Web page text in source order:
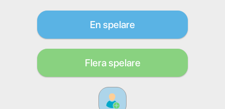
En spelare
Flera spelare